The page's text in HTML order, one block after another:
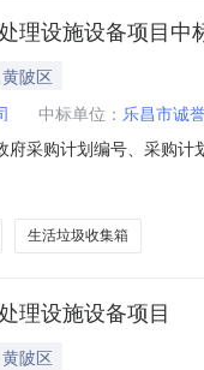
理设施设备项目中
陂区
中标单位： 乐昌市诚
府采购计划编号、采购
）规格型号数量单价1生
生活垃圾收集箱
理设施设备项目
陂区